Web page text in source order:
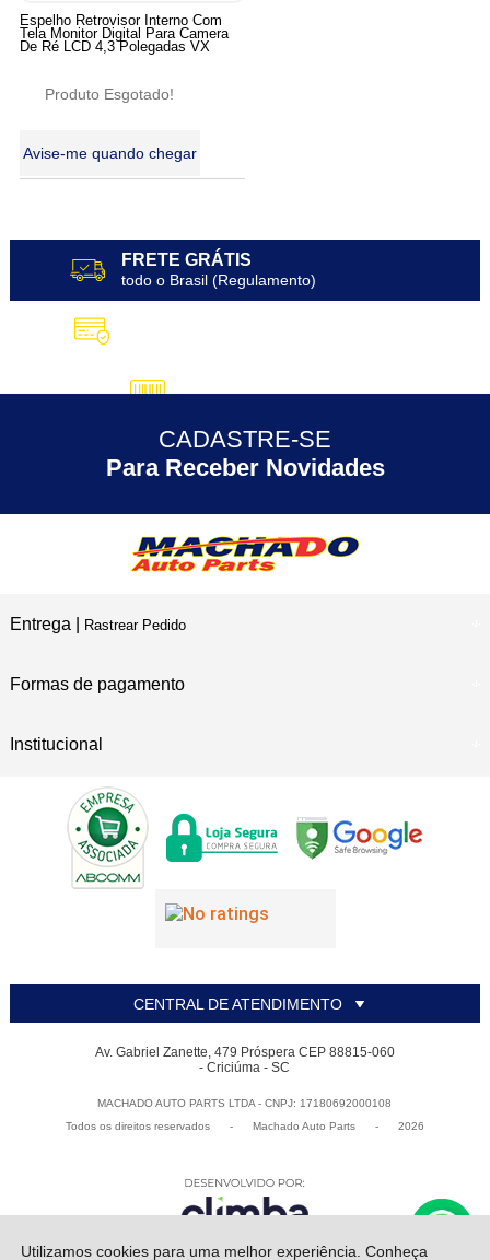
Utilizamos cookies para uma melhor experiência. Conheça
Espelho Retrovisor Interno Com
Tela Monitor Digital Para Camera
De Ré LCD 4,3 Polegadas VX
Produto Esgotado!
Avise-me quando chegar
FRETE GRÁTIS
todo o Brasil (Regulamento)
5% DESCONTO no Pix
30 ANOS
CADASTRE-SE
Para Receber Novidades
Entrega | Rastrear Pedido
Formas de pagamento
Institucional
CENTRAL DE ATENDIMENTO
Av. Gabriel Zanette, 479 Próspera CEP 88815-060
- Criciúma - SC
MACHADO AUTO PARTS LTDA - CNPJ: 17180692000108
Todos os direitos reservados
- Machado Auto Parts - 2026